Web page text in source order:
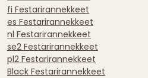
fi Festarirannekkeet
es Festarirannekkeet
nl Festarirannekkeet
se2 Festarirannekkeet
pl2 Festarirannekkeet
Black Festarirannekkeet